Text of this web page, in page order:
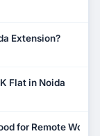
Extension?
Flat in Noida
for Remote Work?